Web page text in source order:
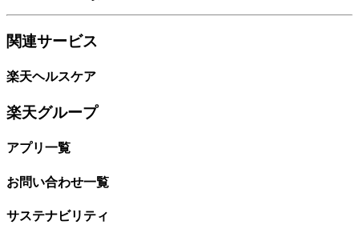
関連サービス
楽天ヘルスケア
楽天グループ
アプリ一覧
お問い合わせ一覧
サステナビリティ